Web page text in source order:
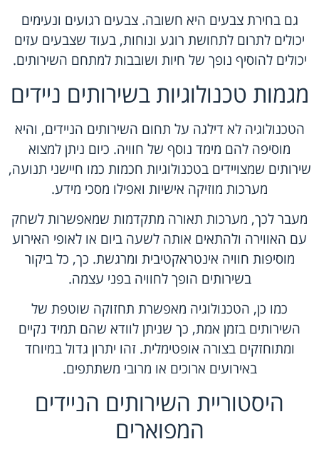
גם בחירת צבעים היא חשובה. צבעים רגועים ונעימים
יכולים לתרום לתחושת רוגע ונוחות, בעוד שצבעים עזים
יכולים להוסיף נופך של חיות ושובבות למתחם השירותים.
מגמות טכנולוגיות בשירותים ניידים
הטכנולוגיה לא דילגה על תחום השירותים הניידים, והיא
מוסיפה להם מימד נוסף של חוויה. כיום ניתן למצוא
שירותים שמצויידים בטכנולוגיות חכמות כמו חיישני תנועה,
מערכות מוזיקה אישיות ואפילו מסכי מידע.
מעבר לכך, מערכות תאורה מתקדמות שמאפשרות לשחק
עם האווירה ולהתאים אותה לשעה ביום או לאופי האירוע
מוסיפות חוויה אינטראקטיבית ומרגשת. כך, כל ביקור
בשירותים הופך לחוויה בפני עצמה.
כמו כן, הטכנולוגיה מאפשרת תחזוקה שוטפת של
השירותים בזמן אמת, כך שניתן לוודא שהם תמיד נקיים
ומתוחזקים בצורה אופטימלית. זהו יתרון גדול במיוחד
באירועים ארוכים או מרובי משתתפים.
היסטוריית השירותים הניידים
המפוארים